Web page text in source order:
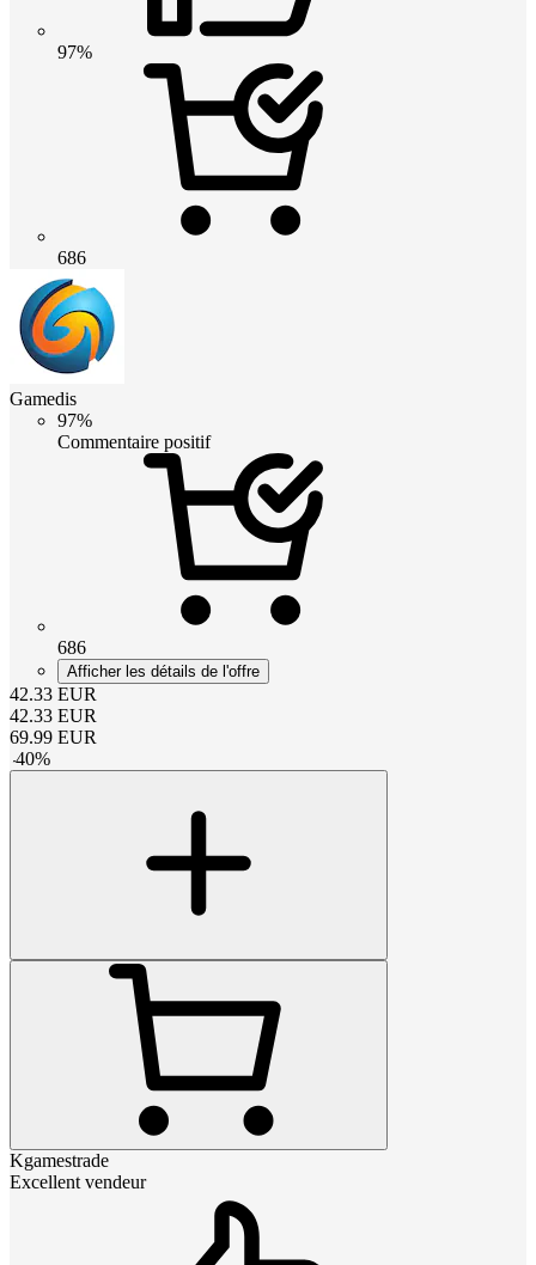
97%
686
Gamedis
97%
Commentaire positif
686
Afficher les détails de l'offre
42.33 EUR
42.33 EUR
69.99 EUR
-40%
Kgamestrade
Excellent vendeur